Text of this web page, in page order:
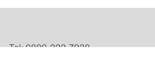
Tel:0800-222-7938